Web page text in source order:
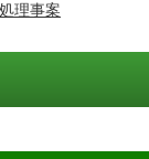
理事案